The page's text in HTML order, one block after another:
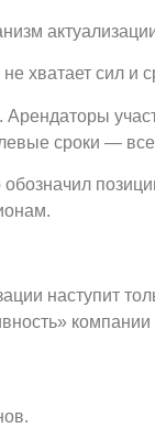
хватает сил
сроки —
наступит